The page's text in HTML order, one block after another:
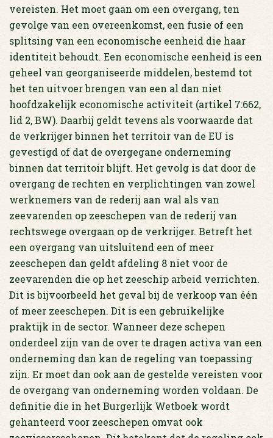
vereisten. Het moet gaan om een overgang, ten
gevolge van een overeenkomst, een fusie of een
splitsing van een economische eenheid die haar
identiteit behoudt. Een economische eenheid is een
geheel van georganiseerde middelen, bestemd tot
het ten uitvoer brengen van een al dan niet
hoofdzakelijk economische activiteit (artikel 7:662,
lid 2, BW). Daarbij geldt tevens als voorwaarde dat
de verkrijger binnen het territoir van de EU is
gevestigd of dat de overgegane onderneming
binnen dat territoir blijft. Het gevolg is dat door de
overgang de rechten en verplichtingen van zowel
werknemers van de rederij aan wal als van
zeevarenden op zeeschepen van de rederij van
rechtswege overgaan op de verkrijger. Betreft het
een overgang van uitsluitend een of meer
zeeschepen dan geldt afdeling 8 niet voor de
zeevarenden die op het zeeschip arbeid verrichten.
Dit is bijvoorbeeld het geval bij de verkoop van één
of meer zeeschepen. Dit is een gebruikelijke
praktijk in de sector. Wanneer deze schepen
onderdeel zijn van de over te dragen activa van een
onderneming dan kan de regeling van toepassing
zijn. Er moet dan ook aan de gestelde vereisten voor
de overgang van onderneming worden voldaan. De
definitie die in het Burgerlijk Wetboek wordt
gehanteerd voor zeeschepen omvat ook